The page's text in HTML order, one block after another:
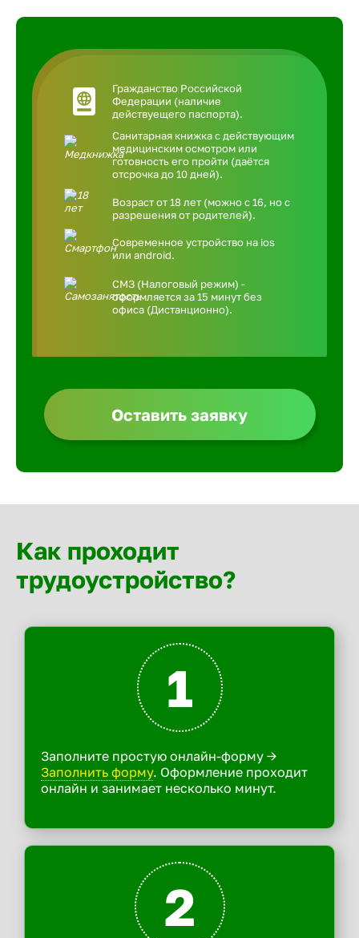
Гражданство Российской
Федерации (наличие
действуещего паспорта).
Санитарная книжка с действующим
медицинским осмотром или
готовность его пройти (даётся
отсрочка до 10 дней).
Возраст от 18 лет (можно с 16, но с
разрешения от родителей).
Современное устройство на ios
или android.
СМЗ (Налоговый режим) -
оформляется за 15 минут без
офиса (Дистанционно).
Оставить заявку
Как проходит
трудоустройство?
1
Заполните простую онлайн-форму ->
Заполнить форму. Оформление проходит
онлайн и занимает несколько минут.
2